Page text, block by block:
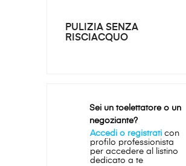
PULIZIA SENZA
RISCIACQUO
Sei un toelettatore o un
negoziante?
Accedi o registrati con
profilo professionista
per accedere al listino
dedicato a te